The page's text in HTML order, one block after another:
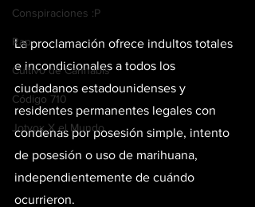
Conspiraciones :P
Rap
Cultivo de Cannabis
Código 710
Jotvox X el Mundo
La proclamación ofrece indultos totales
e incondicionales a todos los
ciudadanos estadounidenses y
residentes permanentes legales con
condenas por posesión simple, intento
de posesión o uso de marihuana,
independientemente de cuándo
ocurrieron.